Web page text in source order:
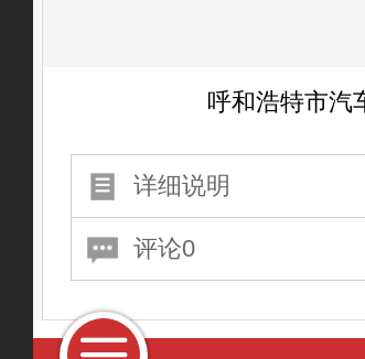
呼和浩特市汽
详细说明
评论0